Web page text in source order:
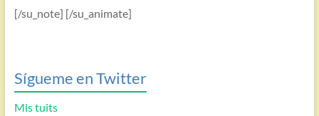
[/su_note] [/su_animate]
Sígueme en Twitter
Mis tuits